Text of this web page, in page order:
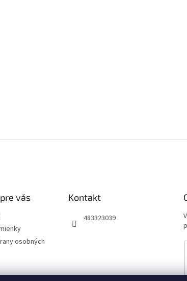
vás
osobných
Kontakt
483323039